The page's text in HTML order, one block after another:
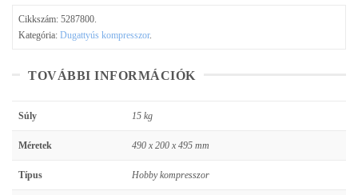
Cikkszám: 5287800.
Kategória: Dugattyús kompresszor.
TOVÁBBI INFORMÁCIÓK
Súly 15 kg
Méretek 490 x 200 x 495 mm
Típus Hobby kompresszor